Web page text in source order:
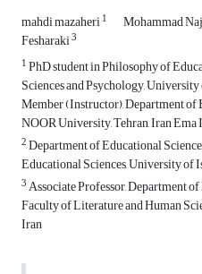
mahdi mazaheri1 Mohammad
Fesharaki3
1PhD student in Philosophy of
Sciences and Psychology,
Member (Instructor), Department of
NOOR University, Tehran, Iran Ema
2Department of Educational
Educational Sciences, University of
3Associate Professor, Department
Faculty of Literature and Human
Iran